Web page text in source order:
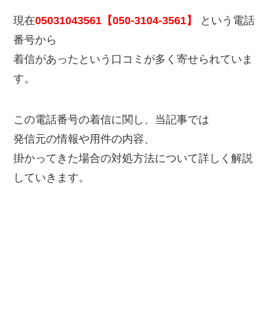
現在05031043561【050-3104-3561】
という電話
番号から
着信があったという口コミが多く寄せられていま
す。
この電話番号の着信に関し、当記事では
発信元の情報や用件の内容、
掛かってきた場合の対処方法について詳しく解説
していきます。